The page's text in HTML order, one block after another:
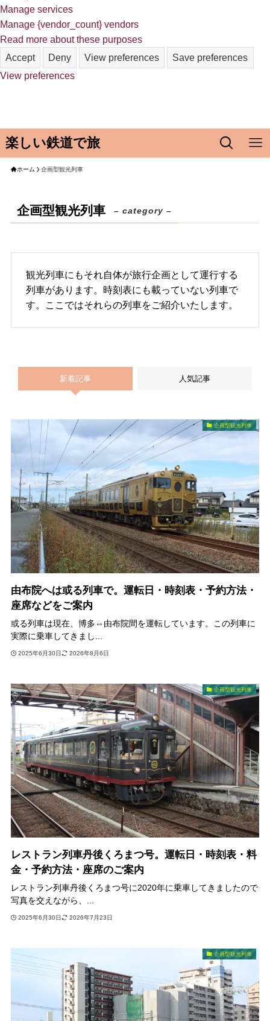
Manage services
Manage {vendor_count} vendors
Read more about these purposes
Accept
Deny View preferences
Save preferences
View preferences
楽しい鉄道で旅
ホーム 企画型観光列車
企画型観光列車 – category –
観光列車にもそれ自体が旅行企画として運行する
列車があります。時刻表にも載っていない列車で
す。ここではそれらの列車をご紹介いたします。
新着記事 人気記事
企画型観光列車
由布院へは或る列車で。運転日・時刻表・予約方法・
座席などをご案内
或る列車は現在、博多⇔由布院間を運転しています。この列車に
実際に乗車してきまし...
2025年6月30日 2026年8月6日
企画型観光列車
レストラン列車丹後くろまつ号。運転日・時刻表・料
金・予約方法・座席のご案内
レストラン列車丹後くろまつ号に2020年に乗車してきましたので
写真を交えながら、...
2025年6月30日 2026年7月23日
企画型観光列車